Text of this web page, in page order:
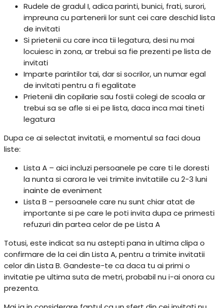
Rudele de gradul I, adica parinti, bunici, frati, surori,
impreuna cu partenerii lor sunt cei care deschid lista
de invitati
Si prietenii cu care inca tii legatura, desi nu mai
locuiesc in zona, ar trebui sa fie prezenti pe lista de
invitati
Imparte parintilor tai, dar si socrilor, un numar egal
de invitati pentru a fi egalitate
Prietenii din copilarie sau fostii colegi de scoala ar
trebui sa se afle si ei pe lista, daca inca mai tineti
legatura
Dupa ce ai selectat invitatii, e momentul sa faci doua
liste:
Lista A – aici incluzi persoanele pe care ti le doresti
la nunta si carora le vei trimite invitatiile cu 2-3 luni
inainte de eveniment
Lista B – persoanele care nu sunt chiar atat de
importante si pe care le poti invita dupa ce primesti
refuzuri din partea celor de pe Lista A
Totusi, este indicat sa nu astepti pana in ultima clipa o
confirmare de la cei din Lista A, pentru a trimite invitatii
celor din Lista B. Gandeste-te ca daca tu ai primi o
invitatie pe ultima suta de metri, probabil nu i-ai onora cu
prezenta.